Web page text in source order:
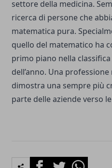
settore della medicina.
ricerca di persone che
matematica pura.
quello del matematico ha
primo piano nella
dell’anno. Una
dimostra una sempre più
parte delle aziende verso
FacebookTwitterWhatsapp